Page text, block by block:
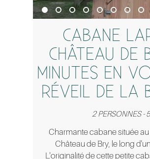
CABANE
CHÂTEAU DE
MINUTES EN
RÉVEIL DE LA
2 PERSONNES -
Charmante cabane située
Château de Bry, le long
L'originalité de cette petite